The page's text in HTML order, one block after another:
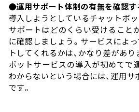
●運用サポート体制の有無を確認す
導入しようとしているチャットボ
サポートはどのくらい受けること
に確認しましょう。サービスによ
トしてくれるかは、かなり差があ
ボットサービスの導入が初めてで
わからないという場合には、運用
です。